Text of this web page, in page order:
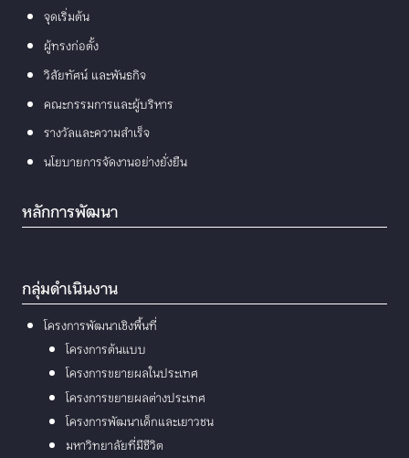
จุดเริ่มต้น
ผู้ทรงก่อตั้ง
วิสัยทัศน์ และพันธกิจ
คณะกรรมการและผู้บริหาร
รางวัลและความสำเร็จ
นโยบายการจัดงานอย่างยั่งยืน
หลักการพัฒนา
กลุ่มดำเนินงาน
โครงการพัฒนาเชิงพื้นที่
โครงการต้นแบบ
โครงการขยายผลในประเทศ
โครงการขยายผลต่างประเทศ
โครงการพัฒนาเด็กและเยาวชน
มหาวิทยาลัยที่มีชีวิต